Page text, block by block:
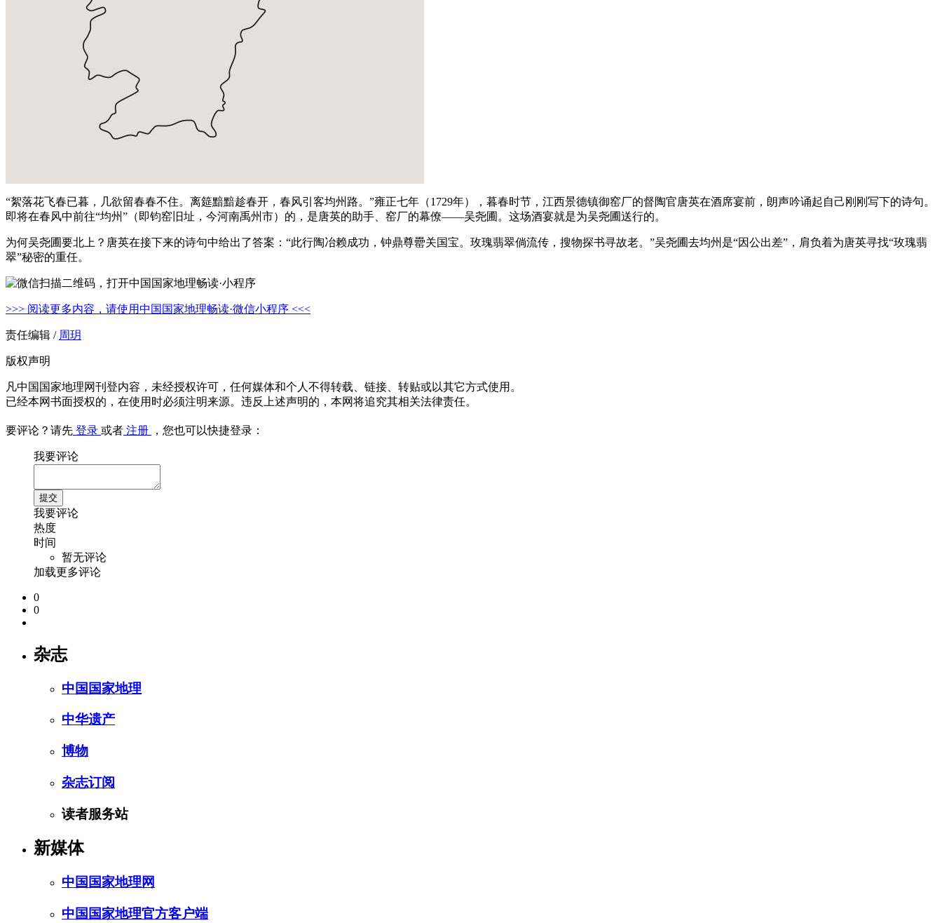
“絮落花飞春已暮，几欲留春春不住。离筵黯黯趁春开，春风引客均州路。”雍正七年（1729年），暮春时节，江西景德镇御窑厂的督陶官唐英在酒席宴前，朗声吟诵起自己刚刚写下的诗句。
即将在春风中前往“均州”（即钧窑旧址，今河南禹州市）的，是唐英的助手、窑厂的幕僚——吴尧圃。这场酒宴就是为吴尧圃送行的。
为何吴尧圃要北上？唐英在接下来的诗句中给出了答案：“此行陶冶赖成功，钟鼎尊罍关国宝。玫瑰翡翠倘流传，搜物探书寻故老。”吴尧圃去均州是“因公出差”，肩负着为唐英寻找“玫瑰翡
翠”秘密的重任。
>>> 阅读更多内容，请使用中国国家地理畅读·微信小程序 <<<
责任编辑 / 周玥
版权声明
凡中国国家地理网刊登内容，未经授权许可，任何媒体和个人不得转载、链接、转贴或以其它方式使用。
已经本网书面授权的，在使用时必须注明来源。违反上述声明的，本网将追究其相关法律责任。
要评论？请先 登录 或者 注册 ，您也可以快捷登录：
我要评论
我要评论
热度
时间
暂无评论
加载更多评论
0
0
杂志
中国国家地理
中华遗产
博物
杂志订阅
读者服务站
新媒体
中国国家地理网
中国国家地理官方客户端